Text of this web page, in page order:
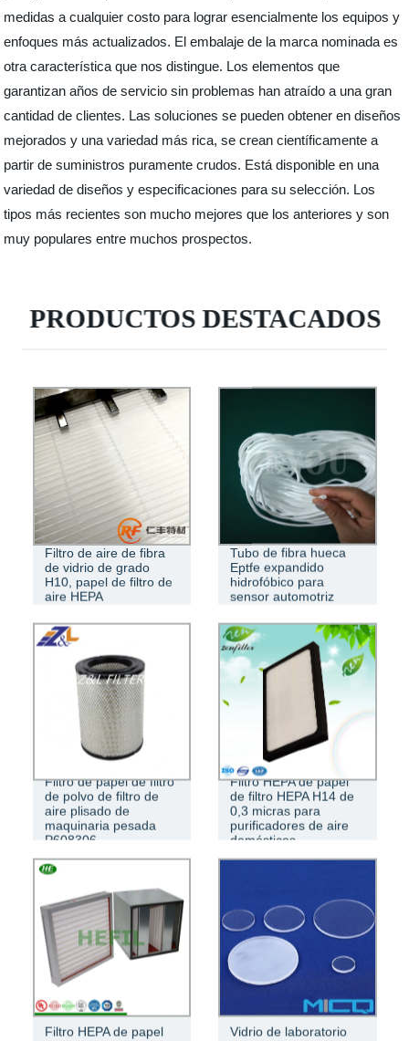
medidas a cualquier costo para lograr esencialmente los equipos y
enfoques más actualizados. El embalaje de la marca nominada es
otra característica que nos distingue. Los elementos que
garantizan años de servicio sin problemas han atraído a una gran
cantidad de clientes. Las soluciones se pueden obtener en diseños
mejorados y una variedad más rica, se crean científicamente a
partir de suministros puramente crudos. Está disponible en una
variedad de diseños y especificaciones para su selección. Los
tipos más recientes son mucho mejores que los anteriores y son
muy populares entre muchos prospectos.
PRODUCTOS DESTACADOS
Filtro de aire de fibra
de vidrio de grado
H10, papel de filtro de
aire HEPA
Tubo de fibra hueca
Eptfe expandido
hidrofóbico para
sensor automotriz
Filtro de papel de filtro
de polvo de filtro de
aire plisado de
maquinaria pesada
P608306
Filtro HEPA de papel
de filtro HEPA H14 de
0,3 micras para
purificadores de aire
domésticos
Filtro HEPA de papel
Vidrio de laboratorio